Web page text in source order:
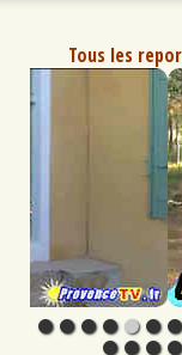
Tous les